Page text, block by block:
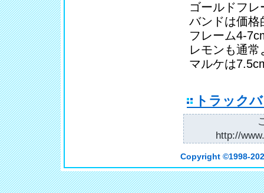
ゴールドフ
バンドは価格
フレーム4-
レモンも通
マルケは
トラック
http://
Copyright ©1998-